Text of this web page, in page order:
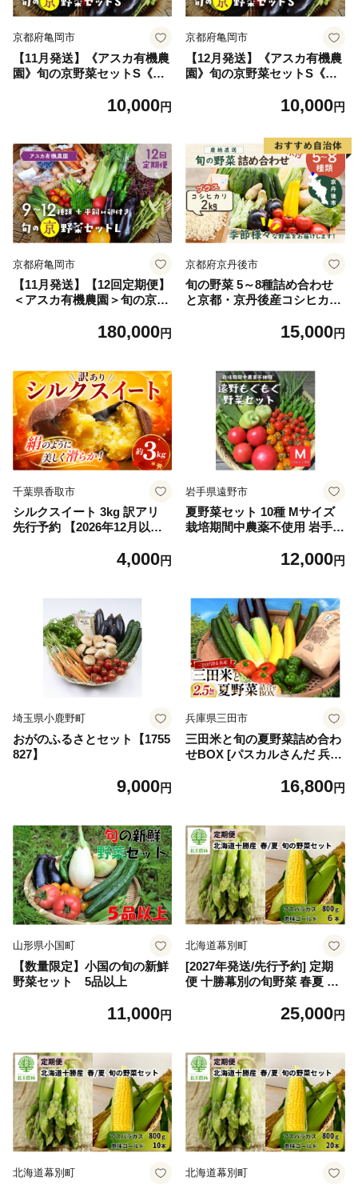
卵 たまご タマゴ 玉子 4ヶ
無農薬野菜野菜セット 平飼い
京都府亀岡市
【11月発送】《アスカ有機農
園》旬の京野菜セットS《野
旬 野菜定期便 野菜詰め合わ
野菜 やさい 野菜セット やさ
いセット 春野菜 夏野菜 秋野
菜 冬野菜 旬 京野菜野菜セッ
ト 旬野菜セット 有機野菜野
菜セット 無農薬野菜野菜セッ
ト 春野菜野菜セット 夏野菜
野菜セット 秋野菜野菜セット
10,000円
京都府亀岡市
【12月発送】《アスカ有機農
園》旬の京野菜セットS《野
旬 野菜定期便 野菜詰め合わ
野菜 やさい 野菜セット やさ
いセット 春野菜 夏野菜 秋野
菜 冬野菜 旬 京野菜野菜セッ
ト 旬野菜セット 有機野菜野
菜セット 無農薬野菜野菜セッ
ト 春野菜野菜セット 夏野菜
野菜セット 秋野菜野菜セット
10,000円
京都府亀岡市
【11月発送】【12回定期便】
＜アスカ有機農園＞旬の京野
毎月お届け全12回《定期便
わせ 野菜セット 京野菜 旬の
野菜 新鮮野菜 有機野菜 無農
薬野菜 野菜定期便 野菜 定期
便 やさい 定期便 野菜セット
やさいセット 春野菜 夏野菜
秋野菜 冬野菜 旬 ケージフリ
ー 卵 たまご タマゴ 玉子 12
180,000円
京都府京丹後市
旬の野菜 5～8種詰め合わせ
と京都・京丹後産コシヒカリ
おまかせ お楽しみ 京野菜
しひかり おにぎり 白米 ふる
さと納税 米
15,000円
千葉県香取市
シルクスイート 3kg 訳アリ
先行予約 【2026年12月以降
さつまいも サツマイモ 芋 熟
4,000円
岩手県遠野市
夏野菜セット 10種 Mサイズ
栽培期間中農薬不使用 岩手県
12,000円
埼玉県小鹿野町
おがのふるさとセット【1755
827】
9,000円
兵庫県三田市
三田米と旬の夏野菜詰め合わ
せBOX [パスカルさんだ 兵庫
田米 米 新米 白米 今摺米 野
クール便 詰め合わせ 冷蔵 期
間限定 数量限定
16,800円
山形県小国町
【数量限定】小国の旬の新鮮
野菜セット 5品以上
11,000円
北海道幕別町
[2027年発送/先行予約] 定期
便 十勝幕別の旬野菜 春夏 2
g・とうもろこし 6本） [北王
ルド とうもろこし とうきび
コーン 野菜 甘い 北海道 十勝
幕別 】[№5749-2045]
25,000円
北海道幕別町 北海道幕別町